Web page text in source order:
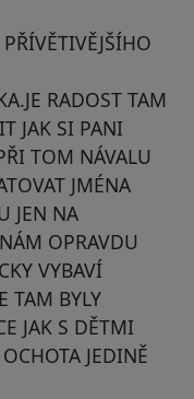
RADOST TAM
JAK SI PANI
TOM NÁVALU
JMÉNA
JEN NA
OPRAVDU
VYBAVÍ
TAM BYLY
JAK S DĚTMI
JEDINĚ